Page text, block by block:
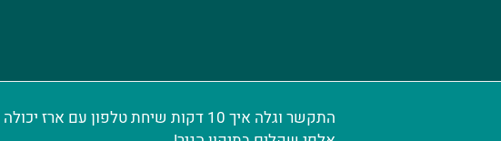
התקשר וגלה איך 10 דקות שיחת טלפון עם ארז